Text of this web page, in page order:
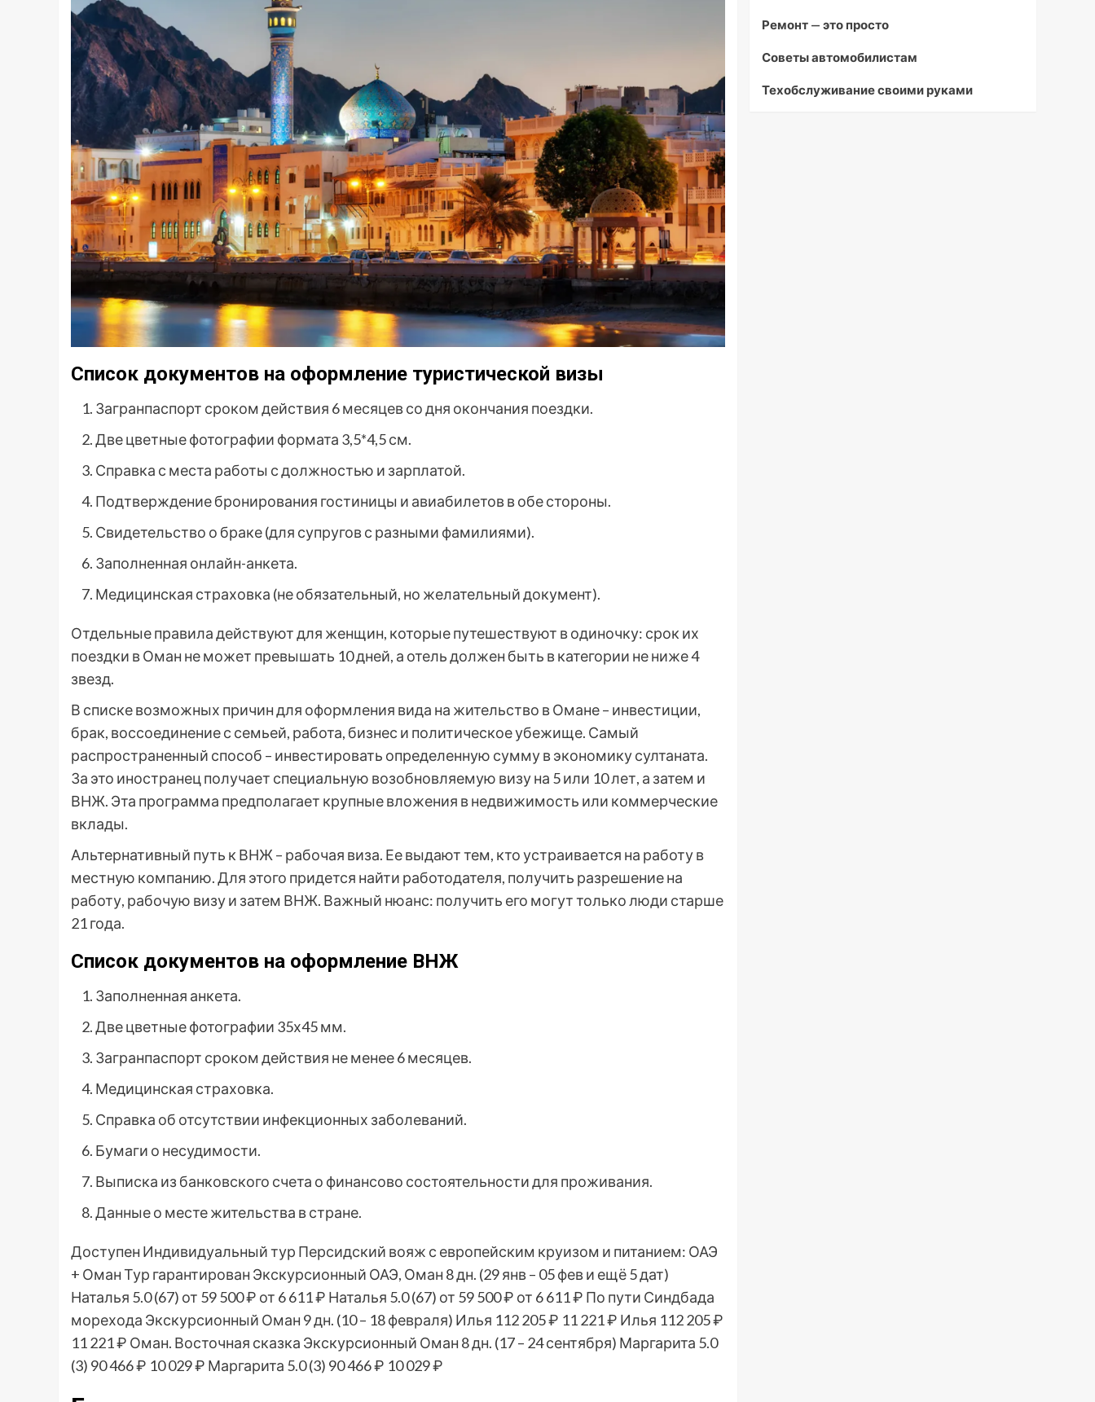
Список документов на оформление туристической визы
Загранпаспорт сроком действия 6 месяцев со дня окончания поездки.
Две цветные фотографии формата 3,5*4,5 см.
Справка с места работы с должностью и зарплатой.
Подтверждение бронирования гостиницы и авиабилетов в обе стороны.
Свидетельство о браке (для супругов с разными фамилиями).
Заполненная онлайн-анкета.
Медицинская страховка (не обязательный, но желательный документ).
Отдельные правила действуют для женщин, которые путешествуют в одиночку: срок их
поездки в Оман не может превышать 10 дней, а отель должен быть в категории не ниже 4
звезд.
В списке возможных причин для оформления вида на жительство в Омане – инвестиции,
брак, воссоединение с семьей, работа, бизнес и политическое убежище. Самый
распространенный способ – инвестировать определенную сумму в экономику султаната.
За это иностранец получает специальную возобновляемую визу на 5 или 10 лет, а затем и
ВНЖ. Эта программа предполагает крупные вложения в недвижимость или коммерческие
вклады.
Альтернативный путь к ВНЖ – рабочая виза. Ее выдают тем, кто устраивается на работу в
местную компанию. Для этого придется найти работодателя, получить разрешение на
работу, рабочую визу и затем ВНЖ. Важный нюанс: получить его могут только люди старше
21 года.
Список документов на оформление ВНЖ
Заполненная анкета.
Две цветные фотографии 35х45 мм.
Загранпаспорт сроком действия не менее 6 месяцев.
Медицинская страховка.
Справка об отсутствии инфекционных заболеваний.
Бумаги о несудимости.
Выписка из банковского счета о финансово состоятельности для проживания.
Данные о месте жительства в стране.
Доступен Индивидуальный тур Персидский вояж с европейским круизом и питанием: ОАЭ
+ Оман Тур гарантирован Экскурсионный ОАЭ, Оман 8 дн. (29 янв – 05 фев и ещё 5 дат)
Наталья 5.0(67) от 59 500 ₽ от 6 611 ₽ Наталья 5.0(67) от 59 500 ₽ от 6 611 ₽ По пути Синдбада
морехода Экскурсионный Оман 9 дн. (10 – 18 февраля) Илья 112 205 ₽ 11 221 ₽ Илья 112 205 ₽
11 221 ₽ Оман. Восточная сказка Экскурсионный Оман 8 дн. (17 – 24 сентября) Маргарита 5.0
(3) 90 466 ₽ 10 029 ₽ Маргарита 5.0(3) 90 466 ₽ 10 029 ₽
Ремонт — это просто
Советы автомобилистам
Техобслуживание своими руками